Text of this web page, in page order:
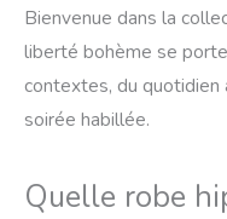
Bienvenue dans la
liberté bohème se
contextes, du quotidien
soirée habillée.
Quelle robe